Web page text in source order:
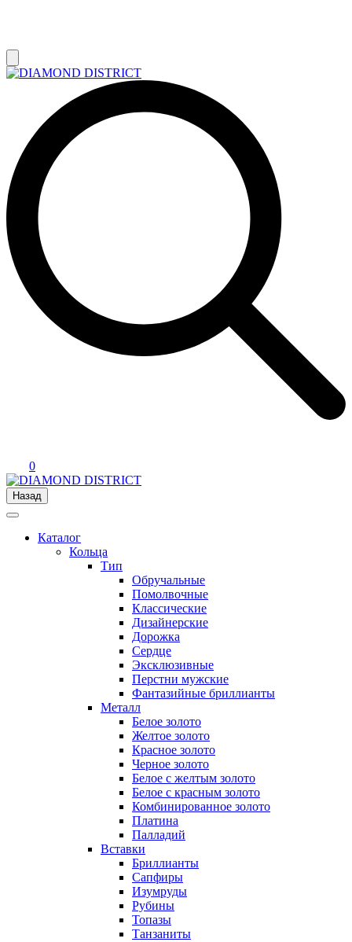
0
Назад
Каталог
Кольца
Тип
Обручальные
Помолвочные
Классические
Дизайнерские
Дорожка
Сердце
Эксклюзивные
Перстни мужские
Фантазийные бриллианты
Металл
Белое золото
Желтое золото
Красное золото
Черное золото
Белое с желтым золото
Белое с красным золото
Комбинированное золото
Платина
Палладий
Вставки
Бриллианты
Сапфиры
Изумруды
Рубины
Топазы
Танзаниты